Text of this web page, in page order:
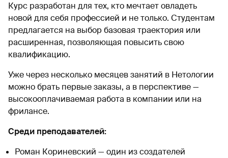
Курс разработан для тех, кто мечтает овладеть
новой для себя профессией и не только. Студентам
предлагается на выбор базовая траектория или
расширенная, позволяющая повысить свою
квалификацию.
Уже через несколько месяцев занятий в Нетологии
можно брать первые заказы, а в перспективе —
высокооплачиваемая работа в компании или на
фрилансе.
Среди преподавателей:
Роман Кориневский — один из создателей